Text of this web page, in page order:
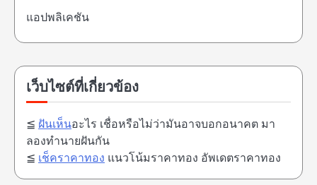
แอปพลิเคชัน
เว็บไซต์ที่เกี่ยวข้อง
≦ ฝันเห็นอะไร เชื่อหรือไม่ว่ามันอาจบอกอนาคต มา
ลองทำนายฝันกัน
≦ เช็คราคาทอง แนวโน้มราคาทอง อัพเดตราคาทอง